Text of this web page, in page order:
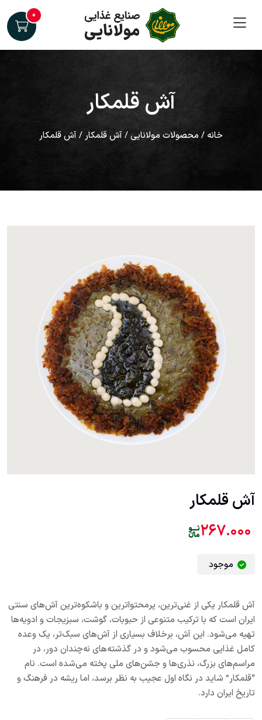
۰
آش قلمکار
خانه / محصولات مولانایی/آش قلمکار/ آش قلمکار
آش قلمکار
۲۶۷.۰۰۰
موجود
آش قلمکار یکی از غنی‌ترین، پرمحتواترین و باشکوه‌ترین آش‌های سنتی
ایران است که با ترکیب متنوعی از حبوبات، گوشت، سبزیجات و ادویه‌ها
تهیه می‌شود. این آش، برخلاف بسیاری از آش‌های سبک‌تر، یک وعده
کامل غذایی محسوب می‌شود و در گذشته‌های نه‌چندان دور، در
مراسم‌های بزرگ، نذری‌ها و جشن‌های ملی پخته می‌شده است. نام
“قلمکار” شاید در نگاه اول عجیب به نظر برسد، اما ریشه در فرهنگ و
تاریخ ایران دارد.